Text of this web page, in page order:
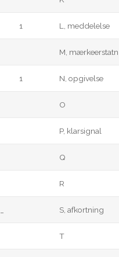
1 L, meddelelse
M,
1 N, opgivelse
O
P, klarsignal
Q
R
S, afkortning
T